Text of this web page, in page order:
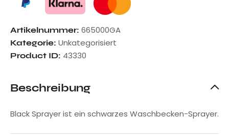
Artikelnummer: 665000GA
Kategorie: Unkategorisiert
Product ID: 43330
Beschreibung
Black Sprayer ist ein schwarzes Waschbecken-Sprayer.